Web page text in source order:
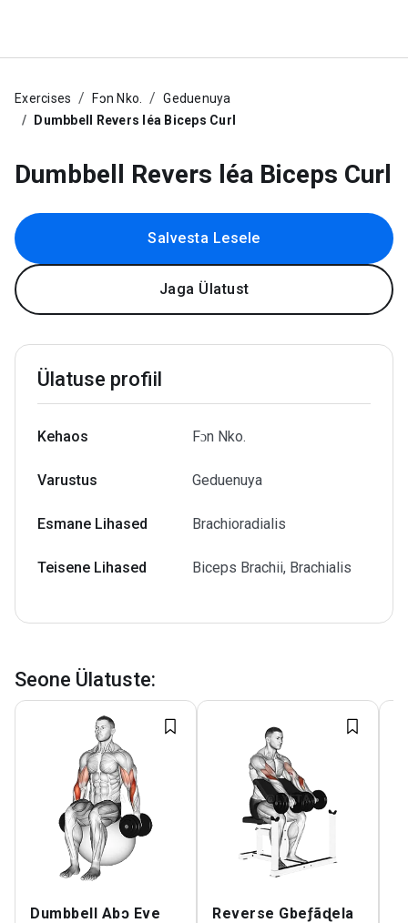
Exercises Fɔn Nko.
Geduenuya
Dumbbell Revers léa Biceps Curl
Dumbbell Revers léa Biceps Curl
Salvesta Lesele
Jaga Ülatust
Ülatuse profiil
Kehaos Fɔn Nko.
Varustus Geduenuya
Esmane Lihased Brachioradialis
Teisene Lihased Biceps Brachii, Brachialis
Seone Ülatuste:
Dumbbell Abɔ Eve
Reverse Gbeƒãɖela